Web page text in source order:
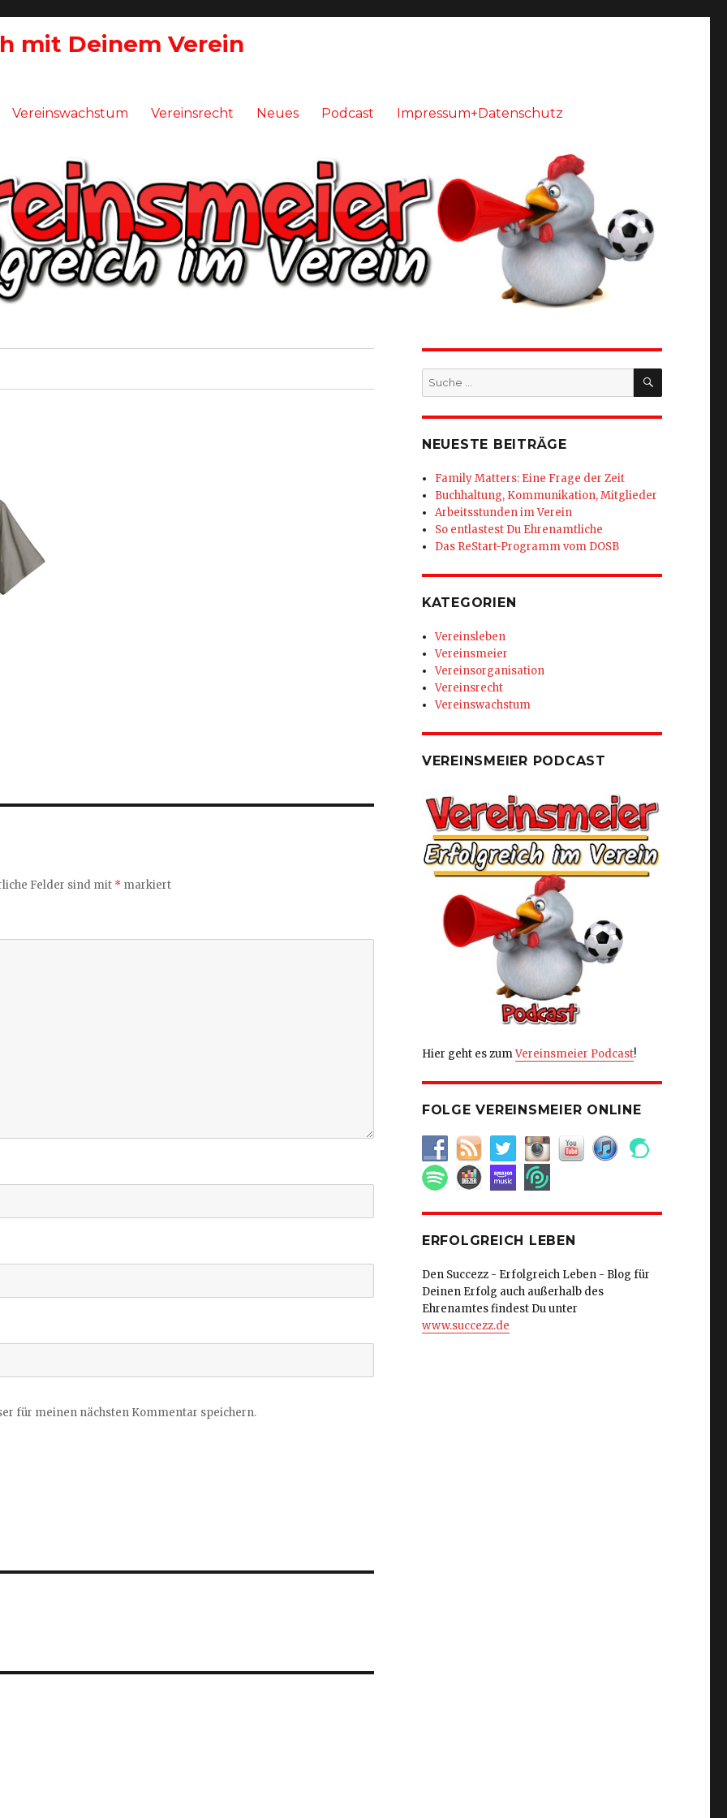
mit Deinem Verein
Vereinswachstum Vereinsrecht Neues Podcast Impressum+Datenschutz
Felder sind mit * markiert
für meinen nächsten Kommentar speichern.
Suche
nach:
SUCHEN
NEUESTE BEITRÄGE
Family Matters: Eine Frage der Zeit
Buchhaltung, Kommunikation, Mitglieder
Arbeitsstunden im Verein
So entlastest Du Ehrenamtliche
Das ReStart-Programm vom DOSB
KATEGORIEN
Vereinsleben
Vereinsmeier
Vereinsorganisation
Vereinsrecht
Vereinswachstum
VEREINSMEIER PODCAST
Hier geht es zumVereinsmeier Podcast!
FOLGE VEREINSMEIER ONLINE
ERFOLGREICH LEBEN
Den Succezz - Erfolgreich Leben - Blog für
Deinen Erfolg auch außerhalb des
Ehrenamtes findest Du unter
www.succezz.de